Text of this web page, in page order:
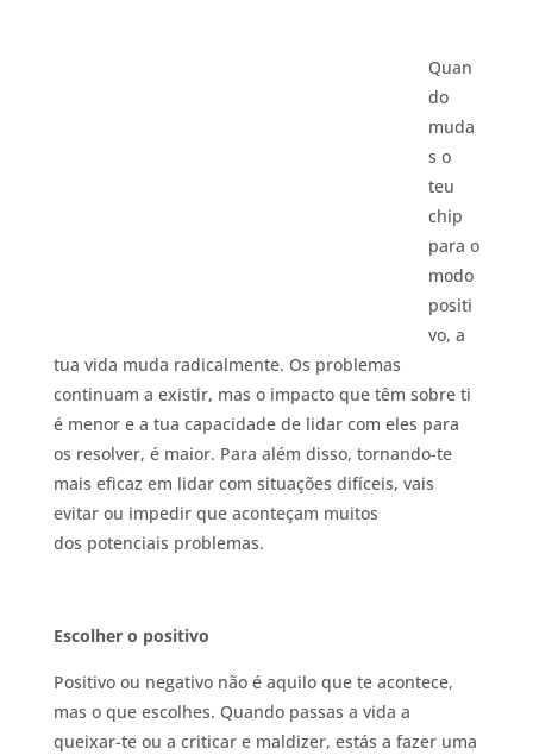
Quan
do
muda
s o
teu
chip
para o
modo
positi
vo, a
tua vida muda radicalmente. Os problemas
continuam a existir, mas o impacto que têm sobre ti
é menor e a tua capacidade de lidar com eles para
os resolver, é maior. Para além disso, tornando-te
mais eficaz em lidar com situações difíceis, vais
evitar ou impedir que aconteçam muitos
dos potenciais problemas.
Escolher o positivo
Positivo ou negativo não é aquilo que te acontece,
mas o que escolhes. Quando passas a vida a
queixar-te ou a criticar e maldizer, estás a fazer uma